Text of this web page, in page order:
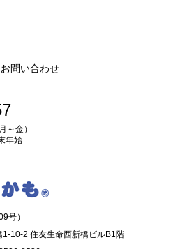
問い合わせ
金）
年始
号）
10-2 住友生命西新橋ビルB1階